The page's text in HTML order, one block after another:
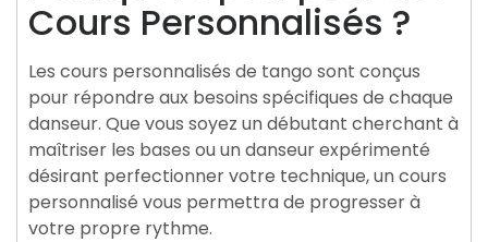
Cours Personnalisés ?
Les cours personnalisés de tango sont conçus
pour répondre aux besoins spécifiques de chaque
danseur. Que vous soyez un débutant cherchant à
maîtriser les bases ou un danseur expérimenté
désirant perfectionner votre technique, un cours
personnalisé vous permettra de progresser à
votre propre rythme.